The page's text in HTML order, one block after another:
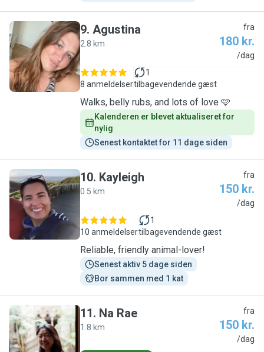
A
9. Agustina
2.8 km
fra
180 kr.
/dag
8 anmeldelser
1
tilbagevendende gæst
Walks, belly rubs, and lots of love 🩷
Kalenderen er blevet aktualiseret for
nylig
Senest kontaktet for 11 dage siden
K
10. Kayleigh
0.5 km
fra
150 kr.
/dag
10 anmeldelser
1
tilbagevendende gæst
Reliable, friendly animal-lover!
Senest aktiv 5 dage siden
Bor sammen med 1 kat
N
11. Na Rae
1.8 km
fra
150 kr.
/dag